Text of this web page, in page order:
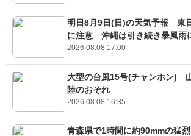
明日8月9日(日)の天気予報 東
に注意 沖縄は引き続き暴風雨
2026.08.08 17:00
大型の台風15号(チャンホン)
陸のおそれ
2026.08.08 16:35
青森県で1時間に約90mmの猛